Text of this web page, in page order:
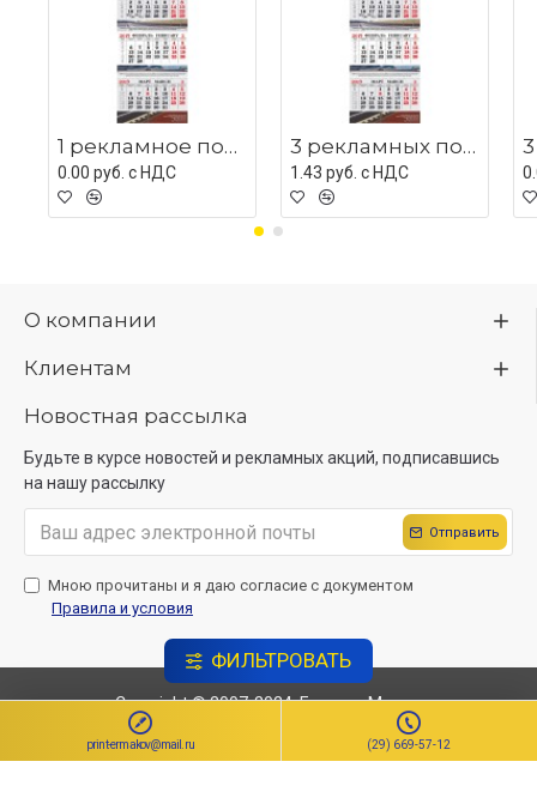
1 рекламное поле с люверсом
0.00 руб. c НДС
3 рекламных поля с мет планками
1.43 руб. c НДС
О компании
Клиентам
Новостная рассылка
Будьте в курсе новостей и рекламных акций, подписавшись
на нашу рассылку
Отправить
Мною прочитаны и я даю согласие с документом
Правила и условия
Copyright © 2007-2024, ЕрмаковМедиа
Создание сайта
print-ermakov@mail.ru (29) 669-57-12
ФИЛЬТРОВАТЬ